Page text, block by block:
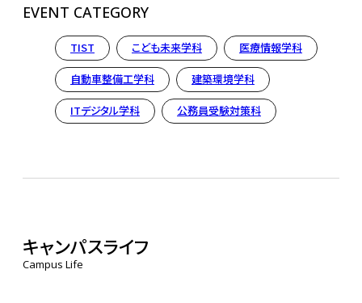
EVENT CATEGORY
TIST こども未来学科 医療情報学科
自動車整備工学科 建築環境学科
ITデジタル学科 公務員受験対策科
キャンパスライフ
Campus Life